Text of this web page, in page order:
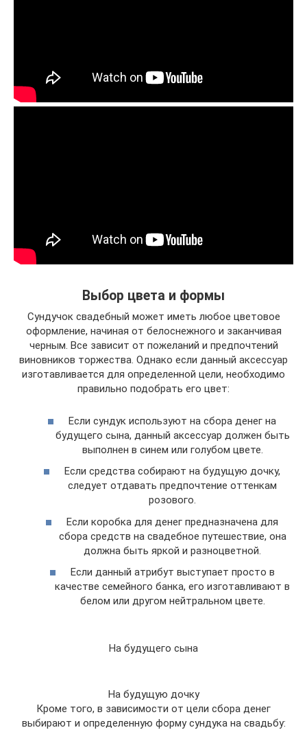
Выбор цвета и формы
Сундучок свадебный может иметь любое цветовое
оформление, начиная от белоснежного и заканчивая
черным. Все зависит от пожеланий и предпочтений
виновников торжества. Однако если данный аксессуар
изготавливается для определенной цели, необходимо
правильно подобрать его цвет:
Если сундук используют на сбора денег на
будущего сына, данный аксессуар должен быть
выполнен в синем или голубом цвете.
Если средства собирают на будущую дочку,
следует отдавать предпочтение оттенкам
розового.
Если коробка для денег предназначена для
сбора средств на свадебное путешествие, она
должна быть яркой и разноцветной.
Если данный атрибут выступает просто в
качестве семейного банка, его изготавливают в
белом или другом нейтральном цвете.
На будущего сына
На будущую дочку
Кроме того, в зависимости от цели сбора денег
выбирают и определенную форму сундука на свадьбу: